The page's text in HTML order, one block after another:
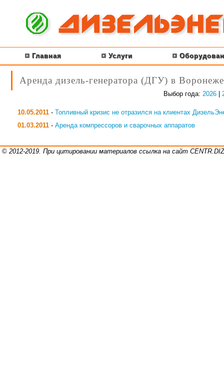
Главная Услуги
Аренда дизель-генератора (ДГУ) в Воронеже
Выбор года: 2026
10.05.2011 - Топливный кризис не отразился на клиентах
01.03.2011 - Аренда компрессоров и сварочных аппаратов
© 2012-2019. При цитировании материалов ссылка на сайт